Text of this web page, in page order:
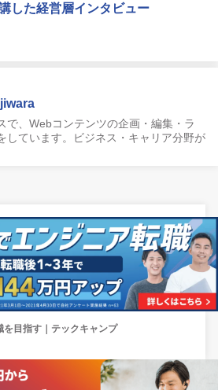
した経営層インタビュー
で、Webコンテンツの企画・編集・ラ
しています。ビジネス・キャリア分野が
目指す｜テックキャンプ